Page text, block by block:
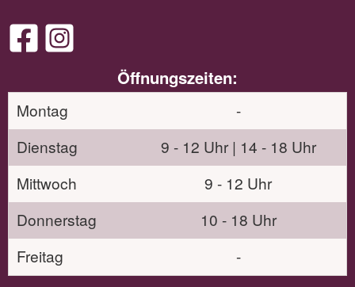
Öffnungszeiten:
Montag
-
Dienstag
9 - 12 Uhr | 14 - 18 Uhr
Mittwoch
9 - 12 Uhr
Donnerstag
10 - 18 Uhr
Freitag
-